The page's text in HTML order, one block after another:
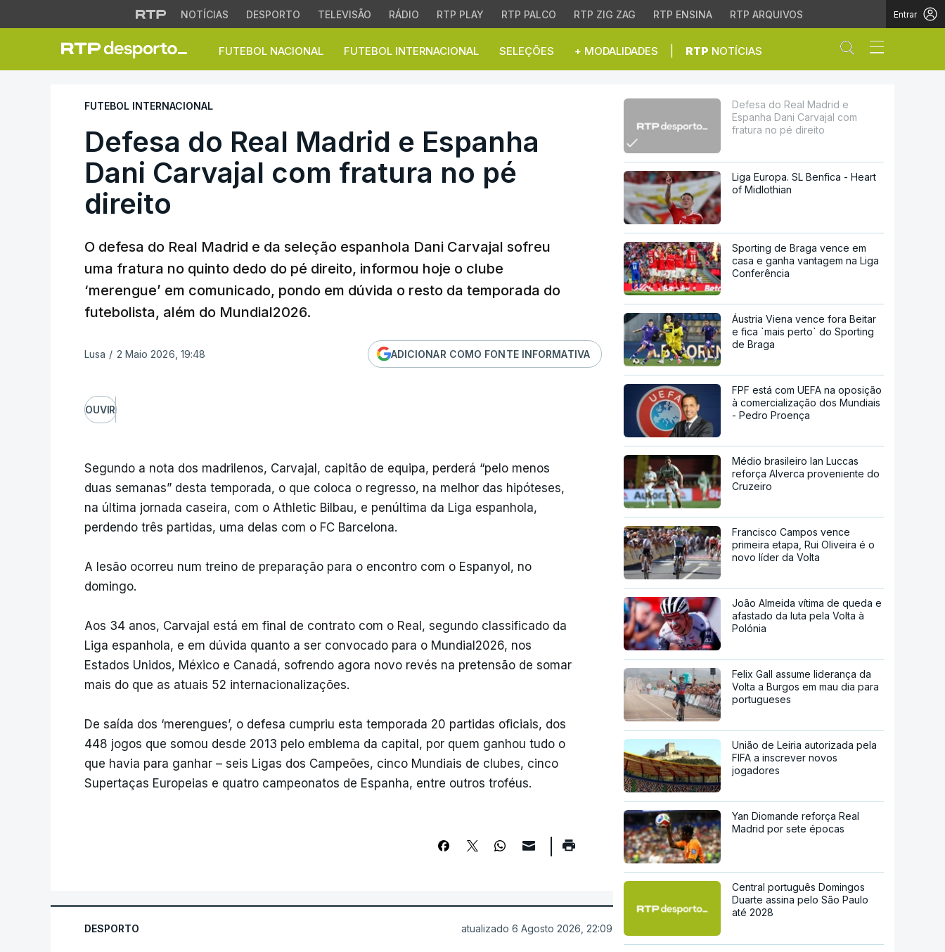
NOTÍCIAS DESPORTO TELEVISÃO RÁDIO RTP PLAY RTP PALCO RTP ZIG ZAG RTP ENSINA RTP ARQUIVOS Entrar
FUTEBOL NACIONAL FUTEBOL INTERNACIONAL SELEÇÕES + MODALIDADES RTP NOTÍCIAS Abrir campo
Defesa do Real Madrid e Espanha Dani Carvajal com fratura no
FUTEBOL INTERNACIONAL
Defesa do Real Madrid e Espanha
Dani Carvajal com fratura no pé
direito
O defesa do Real Madrid e da seleção espanhola Dani Carvajal sofreu
uma fratura no quinto dedo do pé direito, informou hoje o clube
‘merengue’ em comunicado, pondo em dúvida o resto da temporada do
futebolista, além do Mundial2026.
Lusa / 2 Maio 2026, 19:48 ADICIONAR COMO FONTE INFORMATIVA
OUVIR
Segundo a nota dos madrilenos, Carvajal, capitão de equipa, perderá “pelo menos
duas semanas” desta temporada, o que coloca o regresso, na melhor das hipóteses,
na última jornada caseira, com o Athletic Bilbau, e penúltima da Liga espanhola,
perdendo três partidas, uma delas com o FC Barcelona.
A lesão ocorreu num treino de preparação para o encontro com o Espanyol, no
domingo.
Aos 34 anos, Carvajal está em final de contrato com o Real, segundo classificado da
Liga espanhola, e em dúvida quanto a ser convocado para o Mundial2026, nos
Estados Unidos, México e Canadá, sofrendo agora novo revés na pretensão de somar
mais do que as atuais 52 internacionalizações.
De saída dos ‘merengues’, o defesa cumpriu esta temporada 20 partidas oficiais, dos
448 jogos que somou desde 2013 pelo emblema da capital, por quem ganhou tudo o
que havia para ganhar – seis Ligas dos Campeões, cinco Mundiais de clubes, cinco
Supertaças Europeias e quatro campeonatos de Espanha, entre outros troféus.
DESPORTO atualizado 6 Agosto 2026, 22:09
Defesa do Real Madrid e
Espanha Dani Carvajal com
fratura no pé direito
Liga Europa. SL Benfica - Heart
of Midlothian
Sporting de Braga vence em
casa e ganha vantagem na Liga
Conferência
Áustria Viena vence fora Beitar
e fica `mais perto` do Sporting
de Braga
FPF está com UEFA na oposição
à comercialização dos Mundiais
- Pedro Proença
Médio brasileiro Ian Luccas
reforça Alverca proveniente do
Cruzeiro
Francisco Campos vence
primeira etapa, Rui Oliveira é o
novo líder da Volta
João Almeida vítima de queda e
afastado da luta pela Volta à
Polónia
Felix Gall assume liderança da
Volta a Burgos em mau dia para
portugueses
União de Leiria autorizada pela
FIFA a inscrever novos
jogadores
Yan Diomande reforça Real
Madrid por sete épocas
Central português Domingos
Duarte assina pelo São Paulo
até 2028